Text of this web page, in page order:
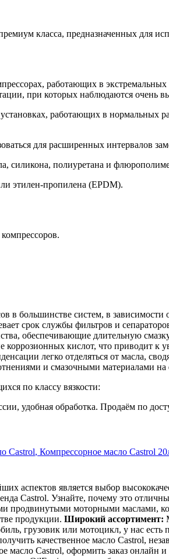
класса, предназначенных для
работающих в
при которых наблюдаются очень
работающих в нормальных
для расширенных интервалов
силикона, полиуретана и
этилен-пропилена (EPDM).
в большинстве систем, в зависимости
срок службы фильтров и
обеспечивающие длительную
коррозионных кислот, что приводит к
легко отделяться от масла,
и смазочными материалами на
по классу вязкости:
удобная обработка. Продаём по
Castrol, Компрессорное масло Castrol
аспектов является выбор
Castrol. Узнайте, почему это
продвинутыми моторными маслами,
продукции. Широкий ассортимент:
грузовик или мотоцикл, у нас есть
качественное масло Castrol,
Castrol, оформить заказ онлайн и